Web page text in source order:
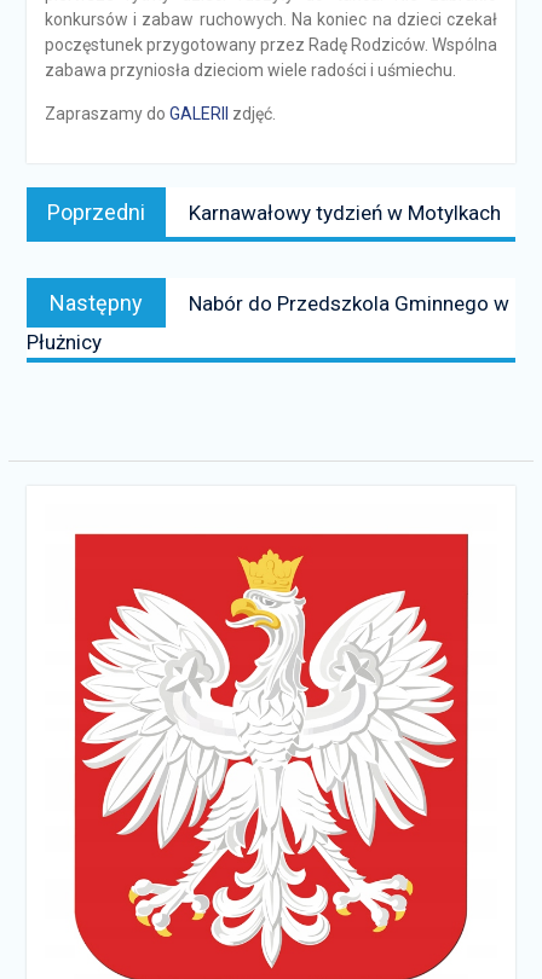
konkursów i zabaw ruchowych. Na koniec na dzieci czekał
poczęstunek przygotowany przez Radę Rodziców. Wspólna
zabawa przyniosła dzieciom wiele radości i uśmiechu.
Zapraszamy do GALERII zdjęć.
Nawigacja
wpisu
Poprzedni
news:
Karnawałowy tydzień w Motylkach
Następny
news:
Nabór do Przedszkola Gminnego w
Płużnicy